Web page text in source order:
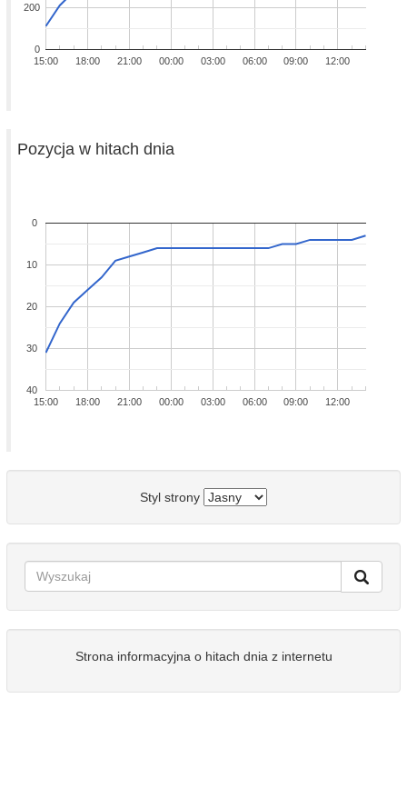
15:00 18:00 21:00 00:00 03:00 06:00 09:00 12:00
0
200
Pozycja w hitach dnia
15:00 18:00 21:00 00:00 03:00 06:00 09:00 12:00
0
10
20
30
40
Styl strony
Strona informacyjna o hitach dnia z internetu